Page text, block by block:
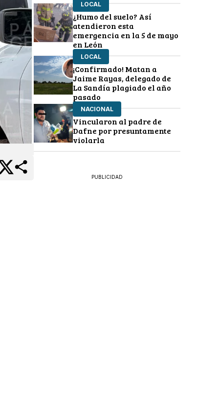
LOCAL
¿Humo del suelo? Así
atendieron esta
emergencia en la 5 de mayo
en León
LOCAL
¡Confirmado! Matan a
Jaime Rayas, delegado de
La Sandía plagiado el año
pasado
NACIONAL
Vincularon al padre de
Dafne por presuntamente
violarla
PUBLICIDAD